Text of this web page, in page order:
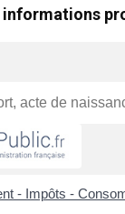
- Impôts -